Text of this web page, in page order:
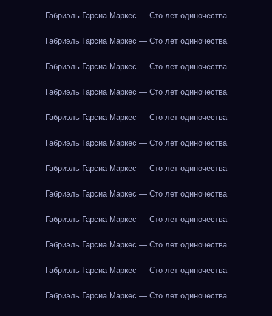
Габриэль Гарсиа Маркес — Сто лет одиночества
Габриэль Гарсиа Маркес — Сто лет одиночества
Габриэль Гарсиа Маркес — Сто лет одиночества
Габриэль Гарсиа Маркес — Сто лет одиночества
Габриэль Гарсиа Маркес — Сто лет одиночества
Габриэль Гарсиа Маркес — Сто лет одиночества
Габриэль Гарсиа Маркес — Сто лет одиночества
Габриэль Гарсиа Маркес — Сто лет одиночества
Габриэль Гарсиа Маркес — Сто лет одиночества
Габриэль Гарсиа Маркес — Сто лет одиночества
Габриэль Гарсиа Маркес — Сто лет одиночества
Габриэль Гарсиа Маркес — Сто лет одиночества